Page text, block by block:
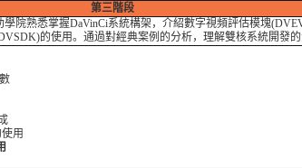
第三階段
院熟悉掌握DaVinCi系統構架，介紹數字視頻評估模塊
的使用。通過對經典案例的分析，理解雙核系統開發
用